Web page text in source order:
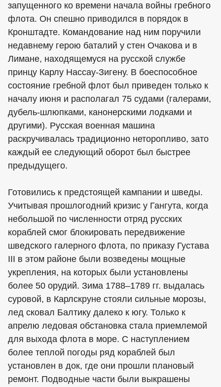
запущенного ко времени начала войны гребного
флота. Он спешно приводился в порядок в
Кронштадте. Командование над ним поручили
недавнему герою баталий у стен Очакова и в
Лимане, находящемуся на русской службе
принцу Карлу Нассау-Зигену. В боеспособное
состояние гребной флот был приведен только к
началу июня и располагал 75 судами (галерами,
дубель-шлюпками, канонерскими лодками и
другими). Русская военная машина
раскручивалась традиционно неторопливо, зато
каждый ее следующий оборот был быстрее
предыдущего.
Готовились к предстоящей кампании и шведы.
Учитывая прошлогодний кризис у Гангута, когда
небольшой по численности отряд русских
кораблей смог блокировать передвижение
шведского галерного флота, по приказу Густава
III в этом районе были возведены мощные
укрепления, на которых были установлены
более 50 орудий. Зима 1788–1789 гг. выдалась
суровой, в Карлскруне стояли сильные морозы,
лед сковал Балтику далеко к югу. Только к
апрелю ледовая обстановка стала приемлемой
для выхода флота в море. С наступлением
более теплой погоды ряд кораблей был
установлен в док, где они прошли плановый
ремонт. Подводные части были выкрашены